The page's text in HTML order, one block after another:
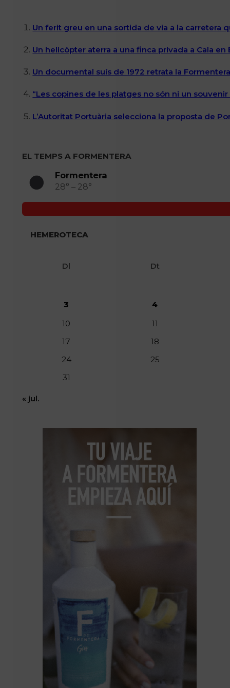
Un ferit greu en una sortida de via a la carretera
Un helicòpter aterra a una finca privada a Cala
Un documental suís de 1972 retrata la
“Les copines de les platges no són ni un
L’Autoritat Portuària selecciona la proposta de
EL TEMPS A FORMENTERA
Formentera
28° – 28°
HEMEROTECA
Dl Dt
3
4
10
11
17
18
24
25
31
« jul.